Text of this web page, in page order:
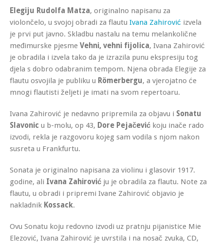
Elegiju Rudolfa Matza, originalno napisanu za
violončelo, u svojoj obradi za flautu Ivana Zahirović izvela
je prvi put javno. Skladbu nastalu na temu melankolične
međimurske pjesme Vehni, vehni fijolica, Ivana Zahirović
je obradila i izvela tako da je izrazila punu ekspresiju tog
djela s dobro odabranim tempom. Njena obrada Elegije za
flautu osvojila je publiku u Römerbergu, a vjerojatno će
mnogi flautisti željeti je imati na svom repertoaru.
Ivana Zahirović je nedavno pripremila za objavu i Sonatu
Slavonic u b-molu, op 43, Dore Pejačević koju inače rado
izvodi, rekla je razgovoru kojeg sam vodila s njom nakon
susreta u Frankfurtu.
Sonata je originalno napisana za violinu i glasovir 1917.
godine, ali Ivana Zahirović ju je obradila za flautu. Note za
flautu, u obradi i pripremi Ivane Zahirović objavio je
nakladnik Kossack.
Ovu Sonatu koju redovno izvodi uz pratnju pijanistice Mie
Elezović, Ivana Zahirović je uvrstila i na nosač zvuka, CD,